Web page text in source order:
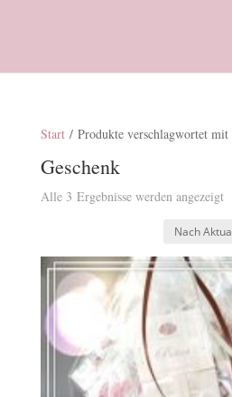
Start/ Produkte verschlagwortet mit
Geschenk
Alle 3 Ergebnisse werden angezeigt